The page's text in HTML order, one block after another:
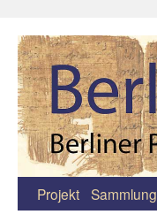
Zum
Projekt Sammlung